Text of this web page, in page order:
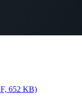
652 KB)